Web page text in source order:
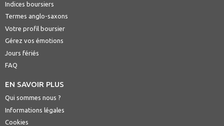
Indices boursiers
Termes anglo-saxons
Votre profil boursier
Gérez vos émotions
Jours fériés
FAQ
EN SAVOIR PLUS
Qui sommes nous ?
Informations légales
Cookies